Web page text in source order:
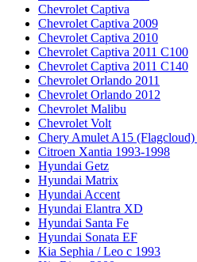
Chevrolet Captiva
Chevrolet Captiva 2009
Chevrolet Captiva 2010
Chevrolet Captiva 2011 C100
Chevrolet Captiva 2011 C140
Chevrolet Orlando 2011
Chevrolet Orlando 2012
Chevrolet Malibu
Chevrolet Volt
Chery Amulet A15
Citroen Xantia 1993-1998
Hyundai Getz
Hyundai Matrix
Hyundai Accent
Hyundai Elantra XD
Hyundai Santa Fe
Hyundai Sonata EF
Kia Sephia / Leo с 1993